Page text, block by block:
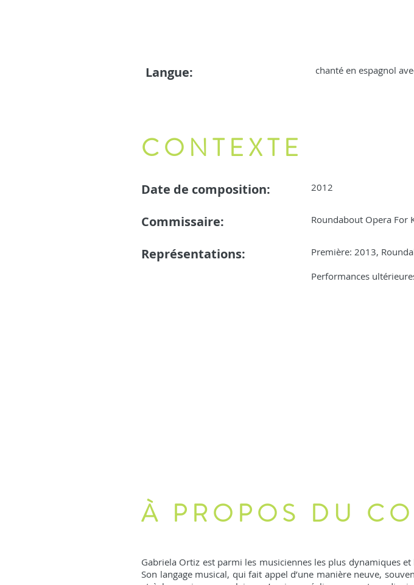
Langue: chanté en espagnol
CONTEXTE
Date de composition: 2012
Commissaire: Roundabout Opera For
Représentations:
Première: 2013,
Performances
À PROPOS DU
Gabriela Ortiz est parmi les musiciennes les plus dynamiques
Son langage musical, qui fait appel d’une manière neuve,